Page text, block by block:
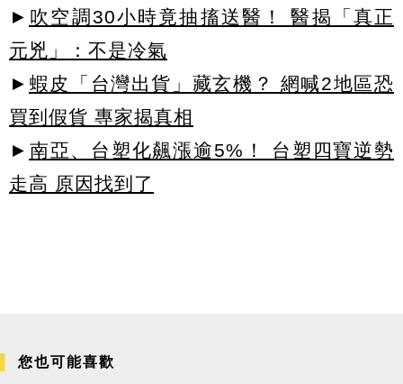
► 吹空調30小時竟抽搐送醫！ 醫揭「真正
元兇」：不是冷氣
► 蝦皮「台灣出貨」藏玄機？ 網喊2地區恐
買到假貨 專家揭真相
► 南亞、台塑化飆漲逾5%！ 台塑四寶逆勢
走高 原因找到了
您也可能喜歡